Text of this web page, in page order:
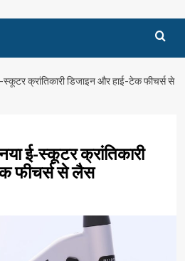
स्कूटर क्रांतिकारी डिजाइन और हाई-टेक फीचर्स से
ई-स्कूटर क्रांतिकारी
फीचर्स से लैस